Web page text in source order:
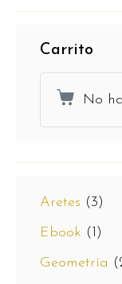
Carrito
No
Aretes (3)
Ebook (1)
Geometría